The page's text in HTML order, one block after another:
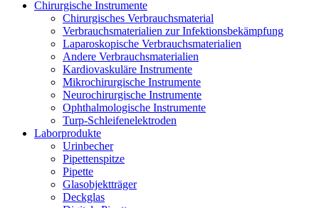
Chirurgische Instrumente
Chirurgisches Verbrauchsmaterial
Verbrauchsmaterialien zur Infektionsbekämpfung
Laparoskopische Verbrauchsmaterialien
Andere Verbrauchsmaterialien
Kardiovaskuläre Instrumente
Mikrochirurgische Instrumente
Neurochirurgische Instrumente
Ophthalmologische Instrumente
Turp-Schleifenelektroden
Laborprodukte
Urinbecher
Pipettenspitze
Pipette
Glasobjektträger
Deckglas